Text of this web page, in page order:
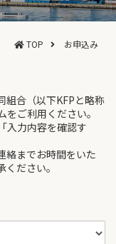
TOP お申込み
組合（以下KFPと略称
ご利用ください。
入力内容を確認す
絡までお時間をいた
ださい。